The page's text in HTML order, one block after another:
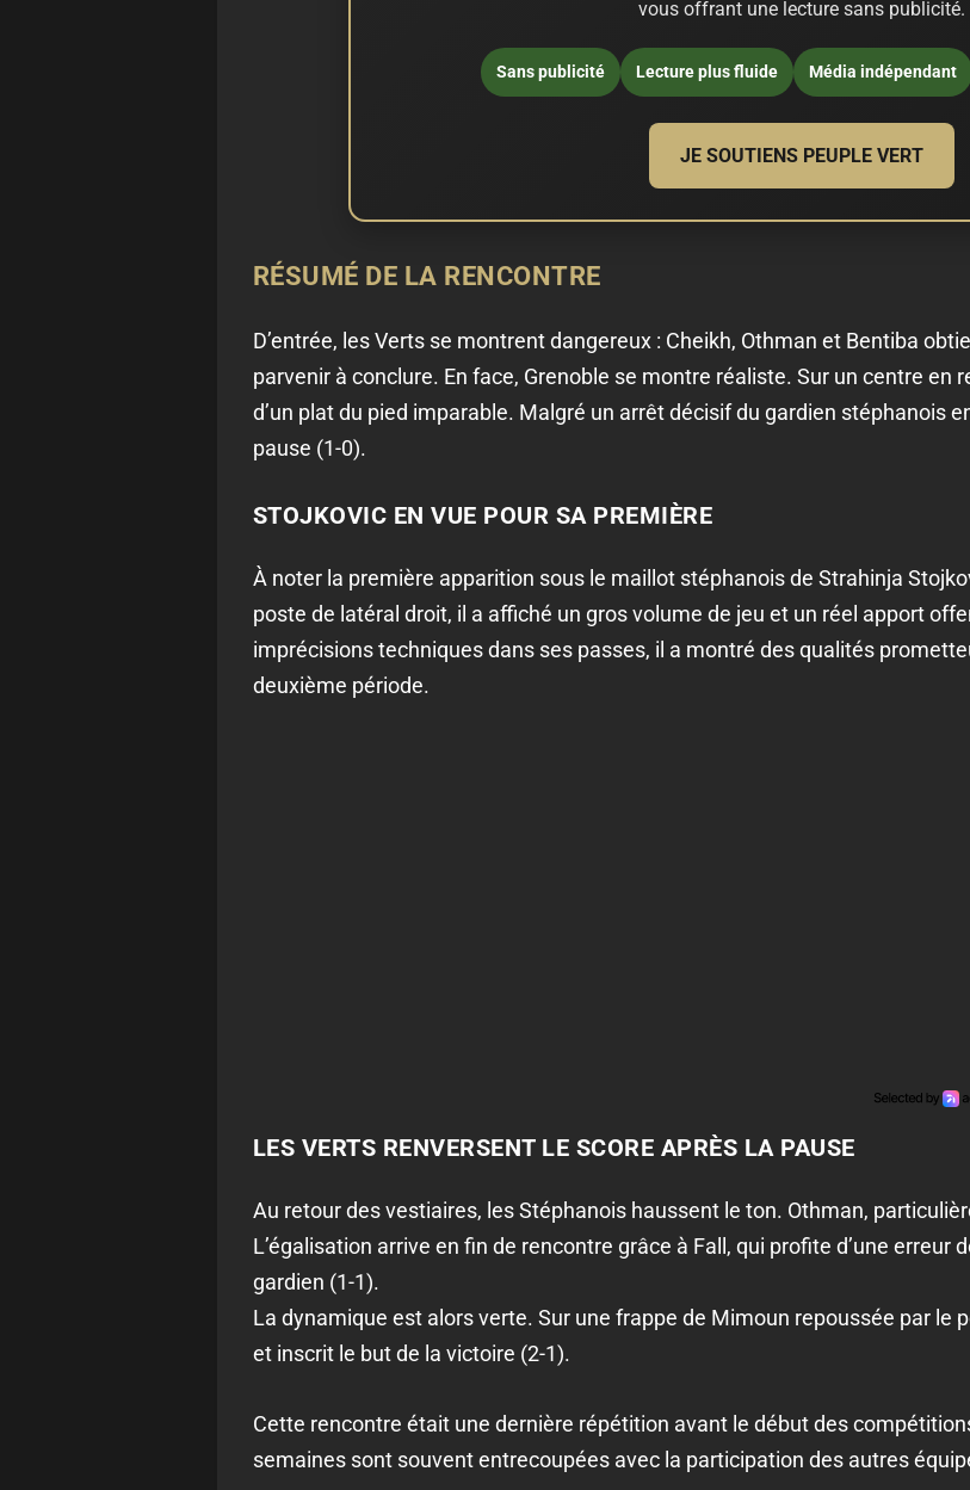
vous offrant une lecture sans publicité.
Sans publicité Lecture plus fluide Média indépendant
JE SOUTIENS PEUPLE VERT
RÉSUMÉ DE LA RENCONTRE
D’entrée, les Verts se montrent dangereux : Cheikh, Othman et Bentiba
parvenir à conclure. En face, Grenoble se montre réaliste. Sur un centre en
d’un plat du pied imparable. Malgré un arrêt décisif du gardien stéphanois
pause (1-0).
STOJKOVIC EN VUE POUR SA PREMIÈRE
À noter la première apparition sous le maillot stéphanois de Strahinja
poste de latéral droit, il a affiché un gros volume de jeu et un réel apport
imprécisions techniques dans ses passes, il a montré des qualités
deuxième période.
LES VERTS RENVERSENT LE SCORE APRÈS LA PAUSE
Au retour des vestiaires, les Stéphanois haussent le ton. Othman,
L’égalisation arrive en fin de rencontre grâce à Fall, qui profite d’une erreur
gardien (1-1).
La dynamique est alors verte. Sur une frappe de Mimoun repoussée par le
et inscrit le but de la victoire (2-1).
Cette rencontre était une dernière répétition avant le début des
semaines sont souvent entrecoupées avec la participation des autres